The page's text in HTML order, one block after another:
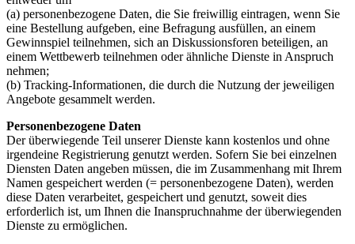
(a) personenbezogene Daten, die Sie freiwillig eintragen, wenn Sie
eine Bestellung aufgeben, eine Befragung ausfüllen, an einem
Gewinnspiel teilnehmen, sich an Diskussionsforen beteiligen, an
einem Wettbewerb teilnehmen oder ähnliche Dienste in Anspruch
nehmen;
(b) Tracking-Informationen, die durch die Nutzung der jeweiligen
Angebote gesammelt werden.
Personenbezogene Daten
Der überwiegende Teil unserer Dienste kann kostenlos und ohne
irgendeine Registrierung genutzt werden. Sofern Sie bei einzelnen
Diensten Daten angeben müssen, die im Zusammenhang mit Ihrem
Namen gespeichert werden (= personenbezogene Daten), werden
diese Daten verarbeitet, gespeichert und genutzt, soweit dies
erforderlich ist, um Ihnen die Inanspruchnahme der überwiegenden
Dienste zu ermöglichen.